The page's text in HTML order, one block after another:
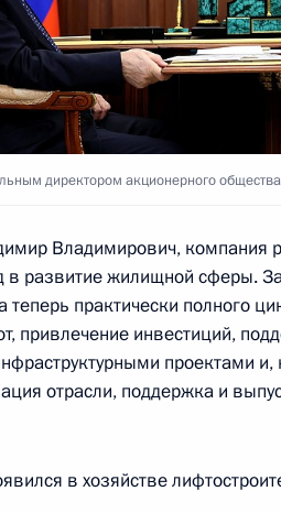
института развития
года, 16:00
20:20
института развития
13:20
группы Госсовета по
директором акционерного
Владимирович, компания
в развитие жилищной сферы.
теперь практически полного
привлечение инвестиций,
проектами
отрасли, поддержка и
в хозяйстве